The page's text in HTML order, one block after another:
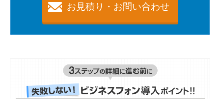
お見積り・お問い合わせ